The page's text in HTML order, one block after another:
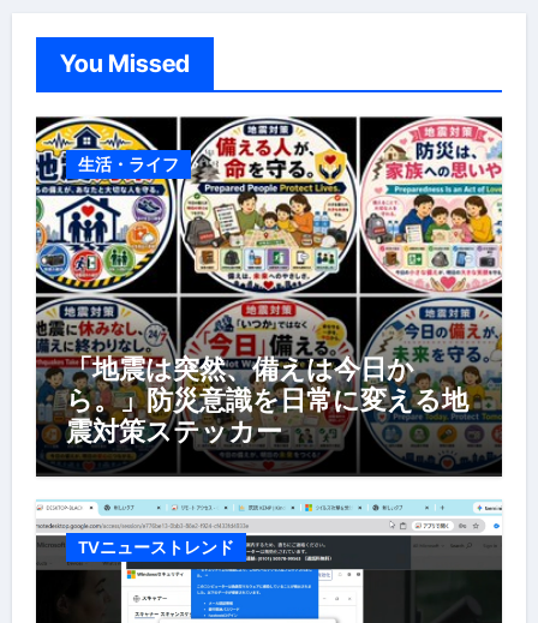
You Missed
生活・ライフ
「地震は突然、備えは今日か
ら。」防災意識を日常に変える地
震対策ステッカー
TVニューストレンド